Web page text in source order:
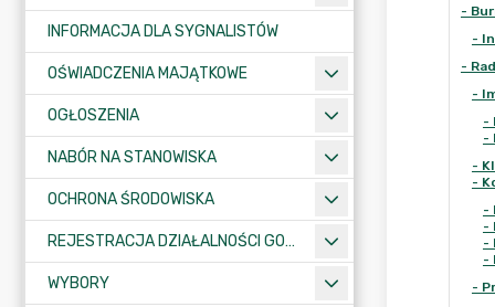
INFORMACJA DLA SYGNALISTÓW
OŚWIADCZENIA MAJĄTKOWE
OGŁOSZENIA
NABÓR NA STANOWISKA
OCHRONA ŚRODOWISKA
REJESTRACJA DZIAŁALNOŚCI GOSPODARCZEJ
WYBORY
-
-
-
-
-
-
-
-
-
-
-
-
-